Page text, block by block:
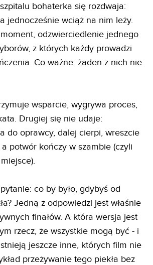
bohaterka się rozdwaja:
jednocześnie wciąż na nim leży.
odzwierciedlenie jednego
z których każdy prowadzi
Co ważne: żaden z nich nie
wsparcie, wygrywa proces,
Drugiej się nie udaje:
do oprawcy, dalej cierpi, wreszcie
potwór kończy w szambie (czyli
co by było, gdybyś od
Jedną z odpowiedzi jest właśnie
finałów. A która wersja jest
rzecz, że wszystkie mogą być - i
jeszcze inne, których film nie
przeżywanie tego piekła bez